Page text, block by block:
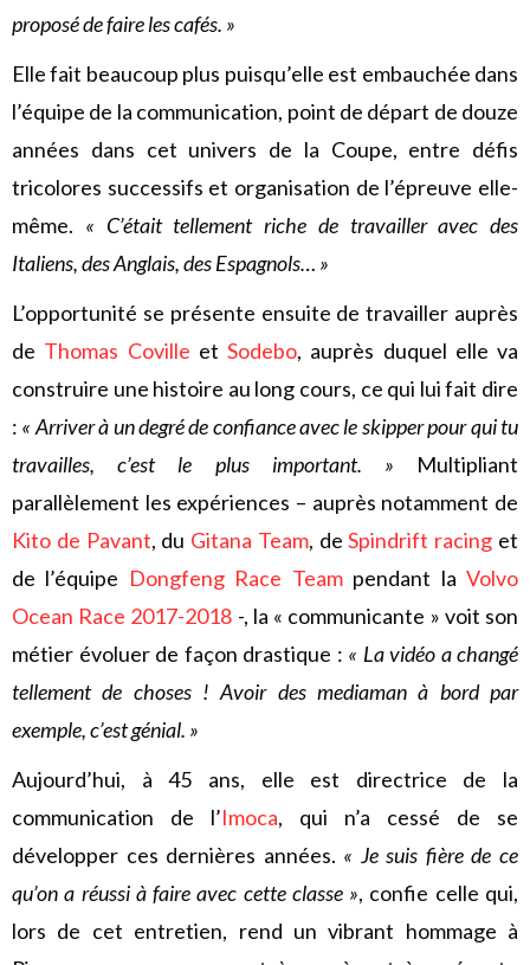
proposé de faire les cafés. »
Elle fait beaucoup plus puisqu’elle est embauchée dans
l’équipe de la communication, point de départ de douze
années dans cet univers de la Coupe, entre défis
tricolores successifs et organisation de l’épreuve elle-
même. « C’était tellement riche de travailler avec des
Italiens, des Anglais, des Espagnols… »
L’opportunité se présente ensuite de travailler auprès
de Thomas Coville et Sodebo, auprès duquel elle va
construire une histoire au long cours, ce qui lui fait dire
: « Arriver à un degré de confiance avec le skipper pour qui tu
travailles, c’est le plus important. » Multipliant
parallèlement les expériences – auprès notamment de
Kito de Pavant, du Gitana Team, deSpindrift racing et
de l’équipe Dongfeng Race Teampendant laVolvo
Ocean Race 2017-2018 -, la « communicante » voit son
métier évoluer de façon drastique : « La vidéo a changé
tellement de choses ! Avoir des mediaman à bord par
exemple, c’est génial. »
Aujourd’hui, à 45 ans, elle est directrice de la
communication de l’Imoca, qui n’a cessé de se
développer ces dernières années. « Je suis fière de ce
qu’on a réussi à faire avec cette classe », confie celle qui,
lors de cet entretien, rend un vibrant hommage à